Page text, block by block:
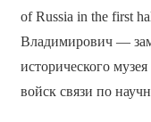
of Russia in the first
Владимирович —
исторического
войск связи по